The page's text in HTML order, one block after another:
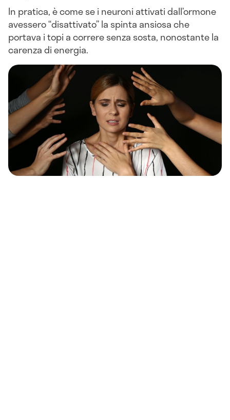
In pratica, è come se i neuroni attivati dall’ormone
avessero “disattivato” la spinta ansiosa che
portava i topi a correre senza sosta, nonostante la
carenza di energia.